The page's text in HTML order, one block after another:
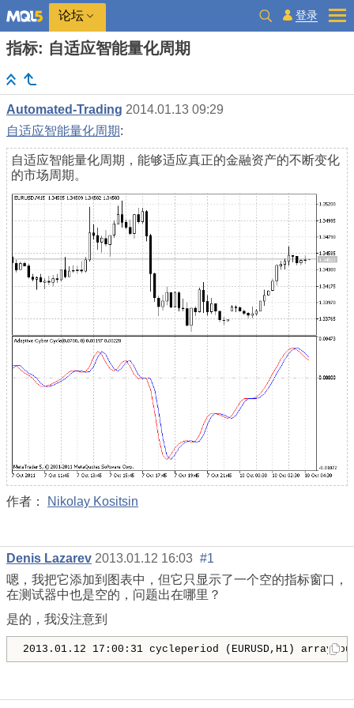
论坛 登录
指标: 自适应智能量化周期
Automated-Trading 2014.01.13 09:29
自适应智能量化周期:
自适应智能量化周期，能够适应真正的金融资产的不断变化
的市场周期。
作者： Nikolay Kositsin
Denis Lazarev 2013.01.12 16:03 #1
嗯，我把它添加到图表中，但它只显示了一个空的指标窗口，
在测试器中也是空的，问题出在哪里？
是的，我没注意到
2013.01.12 17:00:31 cycleperiod (EURUSD,H1)